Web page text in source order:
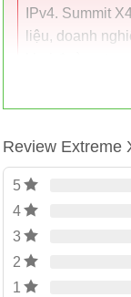
IPv4. Summit
liệu, doanh
mạng với HĐH
loại bộ chuyển
điều hành
tính đơn giản
mạng.
Ứng dụng mục
Review Extreme
5
4
3
2
1